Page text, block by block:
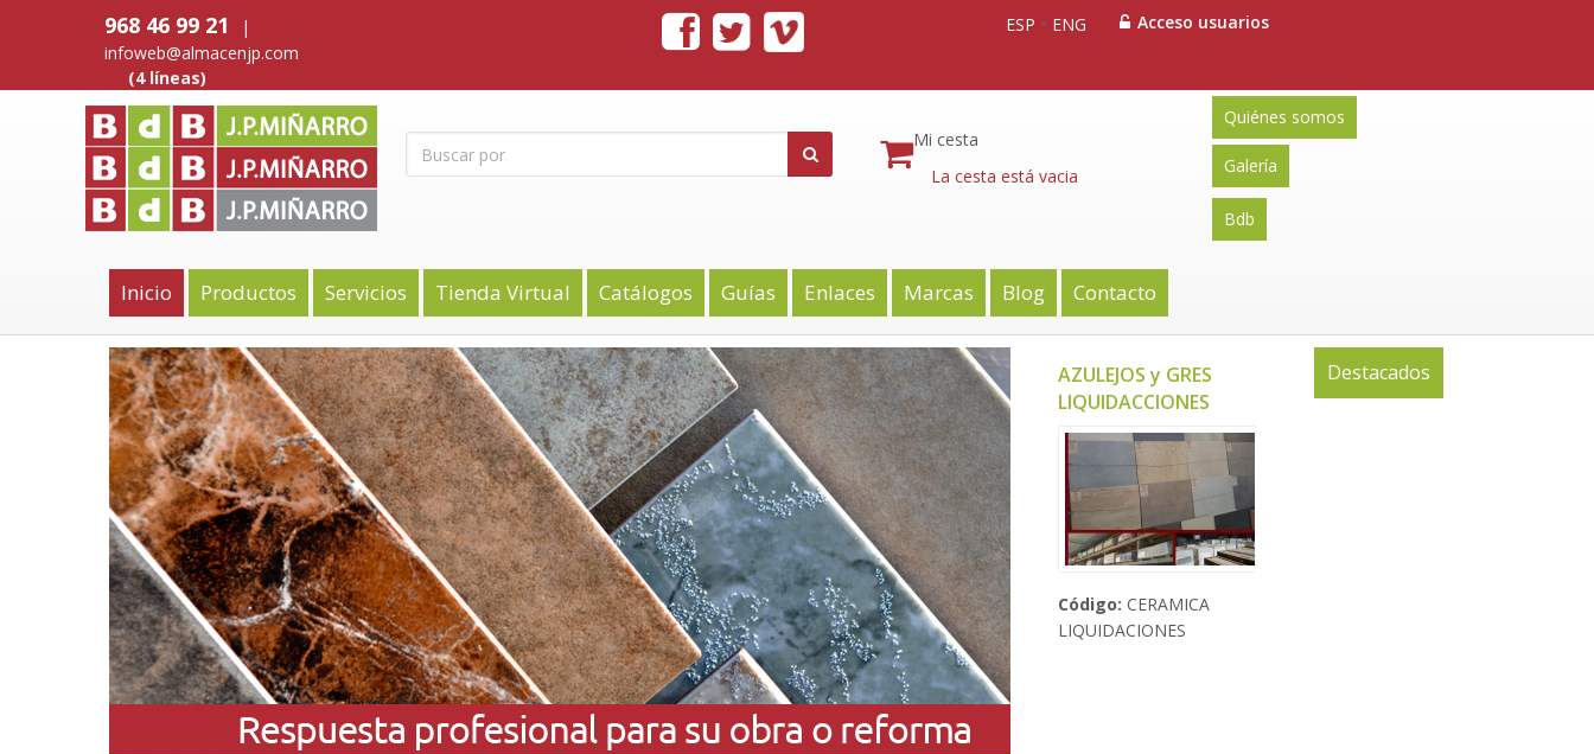
968 46 99 21
|
infoweb@almacenjp.com
(4 líneas)
Acceso usuarios
ESP ENG
Mi cesta
La cesta está vacia
Quiénes somos
Galería
Bdb
Inicio Productos Servicios Tienda Virtual Catálogos Guías Enlaces Marcas Blog Contacto
AZULEJOS y GRES
LIQUIDACCIONES
Código: CERAMICA
LIQUIDACIONES
Destacados